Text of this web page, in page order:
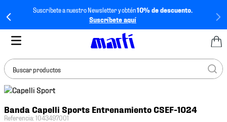
Suscríbete a nuestro Newsletter y obtén10% de descuento.
Suscríbete aquí
Buscar productos
Banda Capelli Sports Entrenamiento CSEF-1024
Referencia:1043497001
BUSCADOS